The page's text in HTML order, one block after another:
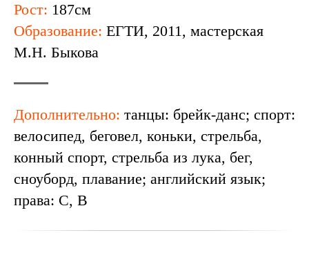
Рост: 187см
Образование: ЕГТИ, 2011, мастерская
М.Н. Быкова
Дополнительно: танцы: брейк-данс; спорт:
велосипед, беговел, коньки, стрельба,
конный спорт, стрельба из лука, бег,
сноуборд, плавание; английский язык;
права: C, B